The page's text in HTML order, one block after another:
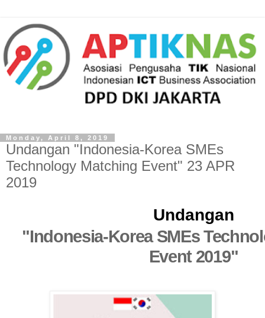
Monday, April 8, 2019
Undangan "Indonesia-Korea SMEs
Technology Matching Event" 23 APR
2019
Undangan
"Indonesia-Korea SMEs
Event 2019"